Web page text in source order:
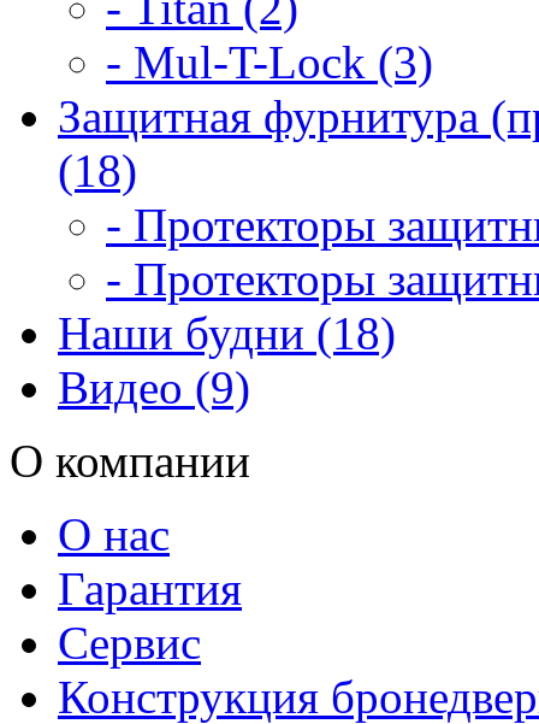
- Mul-T-Lock (3)
Защитная фурнитура
(18)
- Протекторы
- Протекторы
Наши будни (18)
Видео (9)
О компании
О нас
Гарантия
Сервис
Конструкция